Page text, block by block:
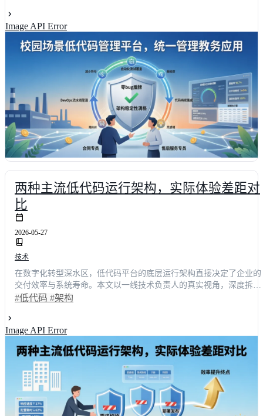
本，加速智慧校园落地进程。
Image API Error
两种主流低代码运行架构，实际体验差距对
比
2026-05-27
技术
在数字化转型深水区，低代码平台的底层运行架构直接决定了企业的
交付效率与系统寿命。本文以一线技术负责人的真实视角，深度拆解
组件拼装型与模型驱动型两大主流架构的实际体验差异。通过对比渲
均交付周期可缩短42%，后期维护成本降低近六成。无论你是追求快
速上线的业务线负责人，还是关注系统延展性的CTO，都能从中获得
清晰的选型依据与落地策略。
#低代码 #架构
Image API Error